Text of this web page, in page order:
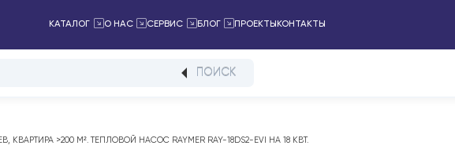
КАТАЛОГ О НАС СЕРВИС БЛОГ ПРОЕКТЫ